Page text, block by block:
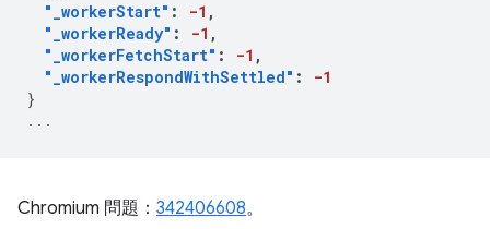
"_workerStart" : -1 ,
"_workerReady" : -1 ,
"_workerFetchStart" : -1 ,
"_workerRespondWithSettled" :
-1
}
...
Chromium 問題： 342406608。